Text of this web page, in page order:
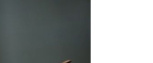
fabricantes